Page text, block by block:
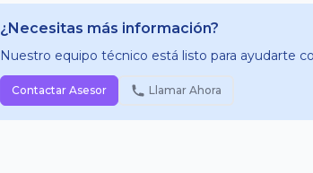
¿Necesitas más información?
Nuestro equipo técnico está listo para ayudarte
Contactar Asesor Llamar Ahora